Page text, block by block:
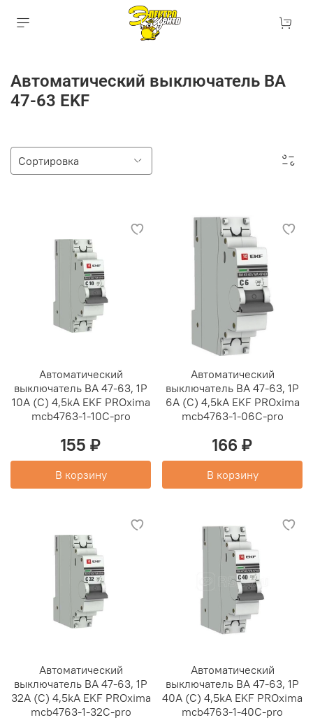
Автоматический выключатель ВА
47-63 EKF
Автоматический
выключатель ВА 47-63, 1P
10А (C) 4,5kA EKF PROxima
mcb4763-1-10C-pro
155 ₽
В корзину
Автоматический
выключатель ВА 47-63, 1P
6А (C) 4,5kA EKF PROxima
mcb4763-1-06C-pro
166 ₽
В корзину
Автоматический
выключатель ВА 47-63, 1P
32А (C) 4,5kA EKF PROxima
mcb4763-1-32C-pro
Автоматический
выключатель ВА 47-63, 1P
40А (C) 4,5kA EKF PROxima
mcb4763-1-40C-pro